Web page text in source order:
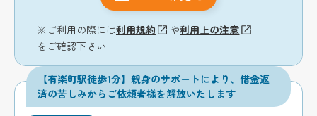
※ご利用の際には利用規約 や利用上の注意
をご確認下さい
【有楽町駅徒歩1分】親身のサポートにより、借金返
済の苦しみからご依頼者様を解放いたします